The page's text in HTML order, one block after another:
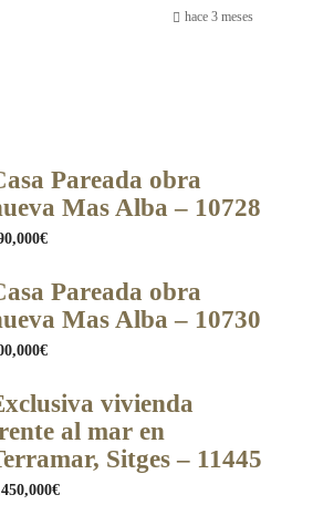
hace 3 meses
Pareada obra
Mas Alba – 10728
Pareada obra
Mas Alba – 10730
vivienda
al mar en
Sitges – 11445